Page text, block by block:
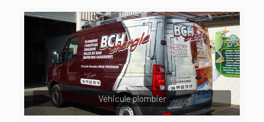
Véhicule plombier